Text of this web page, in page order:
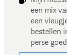
een mix
een
bestellen
perse